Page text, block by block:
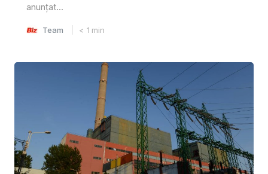
anunțat...
Team < 1 min